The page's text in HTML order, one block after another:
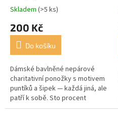
Skladem (>5 ks)
200 Kč
Do košíku
Dámské bavlněné nepárové
charitativní ponožky s motivem
puntíků a šipek — každá jiná, ale
patří k sobě. Sto procent
výtěžku pomáhá rodinám, do